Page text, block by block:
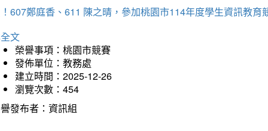
607鄭庭香、611 陳之晴，參加桃園市114年度學生資訊教育
文
榮譽事項：桃園市競賽
發佈單位：教務處
建立時間：2025-12-26
瀏覽次數：454
發布者：資訊組